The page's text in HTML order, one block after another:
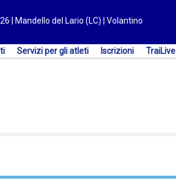
| Mandello del Lario (LC) | Volantino
Servizi per gli atleti Iscrizioni TraiLive